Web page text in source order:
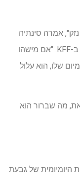
אמרה סינתיה
קוקס, סגנית נשיא ומנהלת התוכנית ל-ACA ב-KFF. "אם מישהו
שלו, הוא עלול
מה שברור הוא
היומיומית של גבעת